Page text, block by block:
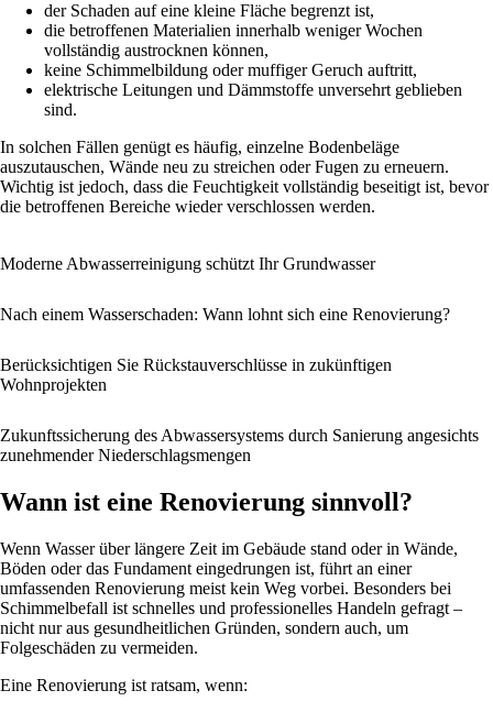
der Schaden auf eine kleine Fläche begrenzt ist,
die betroffenen Materialien innerhalb weniger Wochen
vollständig austrocknen können,
keine Schimmelbildung oder muffiger Geruch auftritt,
elektrische Leitungen und Dämmstoffe unversehrt geblieben
sind.
In solchen Fällen genügt es häufig, einzelne Bodenbeläge
auszutauschen, Wände neu zu streichen oder Fugen zu erneuern.
Wichtig ist jedoch, dass die Feuchtigkeit vollständig beseitigt ist, bevor
die betroffenen Bereiche wieder verschlossen werden.
Moderne Abwasserreinigung schützt Ihr Grundwasser
Nach einem Wasserschaden: Wann lohnt sich eine Renovierung?
Berücksichtigen Sie Rückstauverschlüsse in zukünftigen
Wohnprojekten
Zukunftssicherung des Abwassersystems durch Sanierung angesichts
zunehmender Niederschlagsmengen
Wann ist eine Renovierung sinnvoll?
Wenn Wasser über längere Zeit im Gebäude stand oder in Wände,
Böden oder das Fundament eingedrungen ist, führt an einer
umfassenden Renovierung meist kein Weg vorbei. Besonders bei
Schimmelbefall ist schnelles und professionelles Handeln gefragt –
nicht nur aus gesundheitlichen Gründen, sondern auch, um
Folgeschäden zu vermeiden.
Eine Renovierung ist ratsam, wenn: